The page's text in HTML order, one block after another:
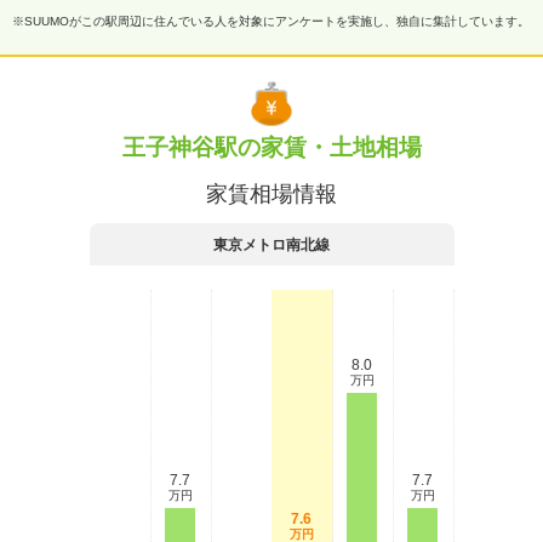
※SUUMOがこの駅周辺に住んでいる人を対象にアンケートを実施し、独自に集計しています。
王子神谷駅の家賃・土地相場
家賃相場情報
東京メトロ南北線
7.7
万円
7.6
万円
8.0
万円
7.7
万円